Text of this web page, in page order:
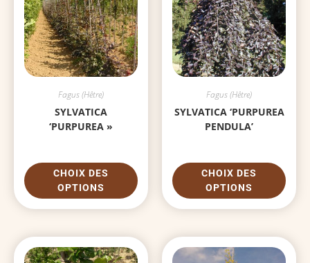
Fagus (Hêtre)
SYLVATICA
‘PURPUREA »
CHOIX DES
OPTIONS
Fagus (Hêtre)
SYLVATICA ‘PURPUREA
PENDULA’
CHOIX DES
OPTIONS